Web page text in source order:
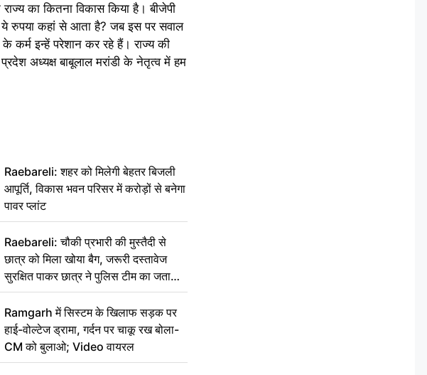
का कितना विकास किया है। बीजेपी
रुपया कहां से आता है? जब इस पर सवाल
कर्म इन्हें परेशान कर रहे हैं। राज्य की
अध्यक्ष बाबूलाल मरांडी के नेतृत्व में हम
Raebareli: शहर को मिलेगी बेहतर बिजली
आपूर्ति, विकास भवन परिसर में करोड़ों से बनेगा
पावर प्लांट
Raebareli: चौकी प्रभारी की मुस्तैदी से
छात्र को मिला खोया बैग, जरूरी दस्तावेज
सुरक्षित पाकर छात्र ने पुलिस टीम का जताया
आभार
Ramgarh में सिस्टम के खिलाफ सड़क पर
हाई-वोल्टेज ड्रामा, गर्दन पर चाकू रख बोला-
CM को बुलाओ; Video वायरल